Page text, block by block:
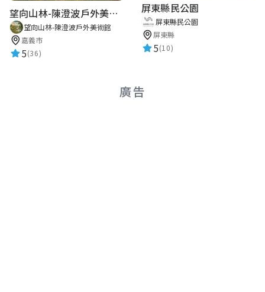
望向山林-陳澄波戶外美術館
望向山林-陳澄波戶外美術館
嘉義市
5(36)
屏東縣民公園
屏東縣民公園
屏東縣
5(10)
廣告